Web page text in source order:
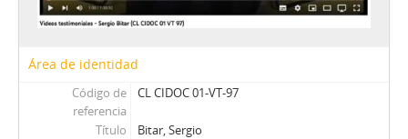
Área de identidad
Código de
referencia
CL CIDOC 01-VT-97
Título
Bitar, Sergio